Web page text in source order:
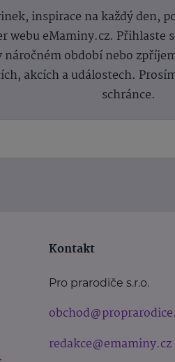
inspirace na každý den,
webu eMaminy.cz. Přihlaste
náročném období nebo
akcích a událostech.
schránce.
Kontakt
Pro prarodiče s.r.o.
redakce@emaminy.cz